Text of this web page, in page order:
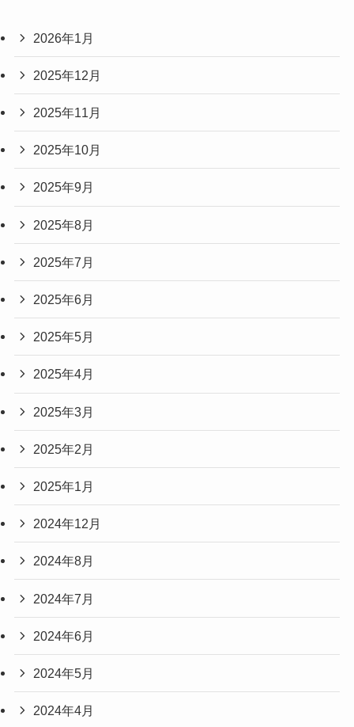
2026年1月
2025年12月
2025年11月
2025年10月
2025年9月
2025年8月
2025年7月
2025年6月
2025年5月
2025年4月
2025年3月
2025年2月
2025年1月
2024年12月
2024年8月
2024年7月
2024年6月
2024年5月
2024年4月